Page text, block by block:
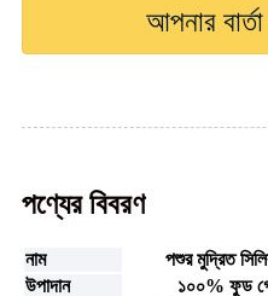
আপনার
পণ্যের বিবরণ
নাম
পশুর মুদ্রিত
উপাদান
১০০% ফুড